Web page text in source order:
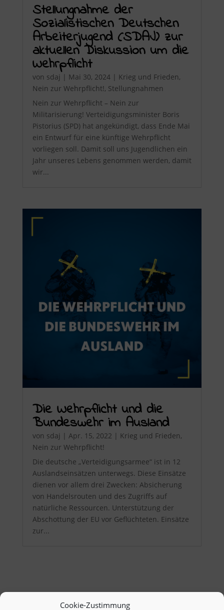
Cookie-Zustimmung
Stellungnahme der
Sozialistischen Deutschen
Arbeiterjugend (SDAJ) zur
aktuellen Diskussion um die
Wehrpflicht
von sdaj | Mai 30, 2024| Krieg und Frieden,
Nein zur Wehrpflicht!, Stellungnahmen
Nein zur Wehrpflicht – Nein zur
Militarisierung! Verteidigungsminister Boris
Pistorius (SPD) hat angekündigt, dass Ende Mai
ein Entwurf für eine künftige Wehrpflicht
vorliegen soll. Damit soll uns Jugendlichen ein
Jahr unseres Lebens genommen werden, damit
wir...
Die Wehrpflicht und die
Bundeswehr im Ausland
von sdaj | Apr. 15, 2022 | Krieg und Frieden,
Nein zur Wehrpflicht!
Die deutsche „Verteidigungsarmee“ ist in 12
Auslandseinsätzen unterwegs. Diese Einsätze
dienen vor allem drei Zwecken: Absicherung
von Handelsrouten und des Zugriffs auf
natürliche Ressourcen. Unterstützung der
Abschottung der EU vor Geflüchteten. Einsätze
zur...